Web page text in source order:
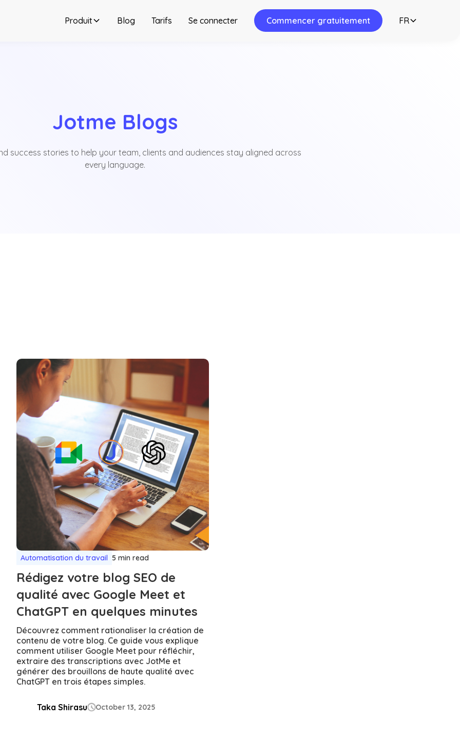
Produit Blog Tarifs Se connecter Commencer gratuitement FR
Jotme Blogs
success stories to help your team, clients and audiences stay aligned across
every language.
Automatisation du travail 5 min read
Rédigez votre blog SEO de
qualité avec Google Meet et
ChatGPT en quelques minutes
Découvrez comment rationaliser la création de
contenu de votre blog. Ce guide vous explique
comment utiliser Google Meet pour réfléchir,
extraire des transcriptions avec JotMe et
générer des brouillons de haute qualité avec
ChatGPT en trois étapes simples.
Taka ShirasuOctober 13, 2025